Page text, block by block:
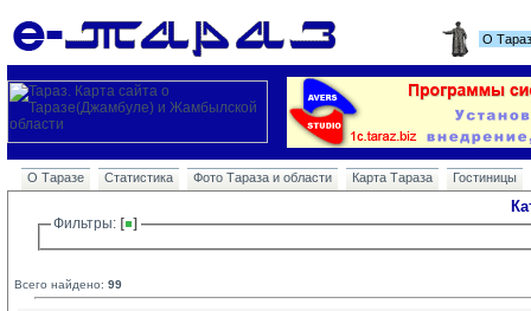
О
О Таразе Статистика Фото Тараза и области Карта Тараза Гостиницы
Фильтры:
Всего найдено: 99